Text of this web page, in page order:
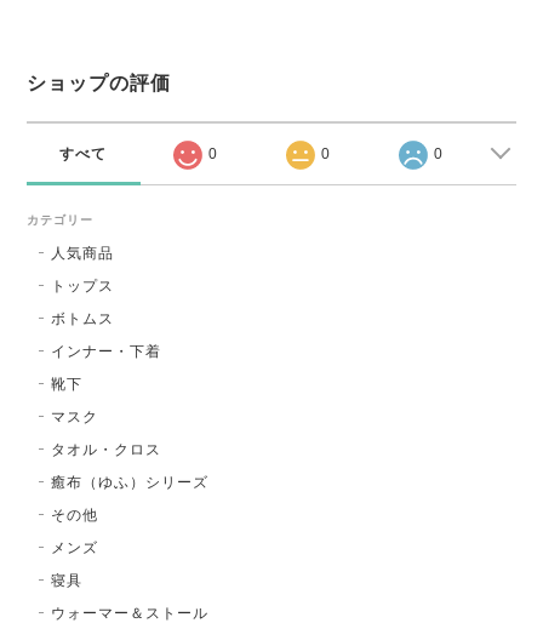
ショップの評価
すべて 0 0 0
カテゴリー
人気商品
トップス
ボトムス
インナー・下着
靴下
マスク
タオル・クロス
癒布（ゆふ）シリーズ
その他
メンズ
寝具
ウォーマー＆ストール